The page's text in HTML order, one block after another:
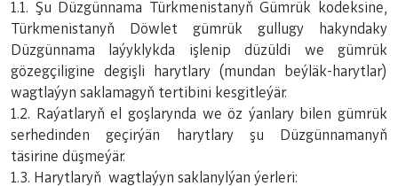
1.1. Şu Düzgünnama Türkmenistanyň Gümrük kodeksine,
Türkmenistanyň Döwlet gümrük gullugy hakyndaky
Düzgünnama laýyklykda işlenip düzüldi we gümrük
gözegçiligine degişli harytlary (mundan beýläk-harytlar)
wagtlaýyn saklamagyň tertibini kesgitleýär.
1.2. Raýatlaryň el goşlarynda we öz ýanlary bilen gümrük
serhedinden geçirýän harytlary şu Düzgünnamanyň
täsirine düşmeýär.
1.3. Harytlaryň wagtlaýyn saklanylýan ýerleri: